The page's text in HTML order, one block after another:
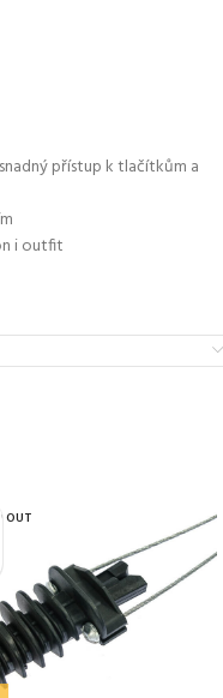
přístup k tlačítkům a
i outfit
OUT